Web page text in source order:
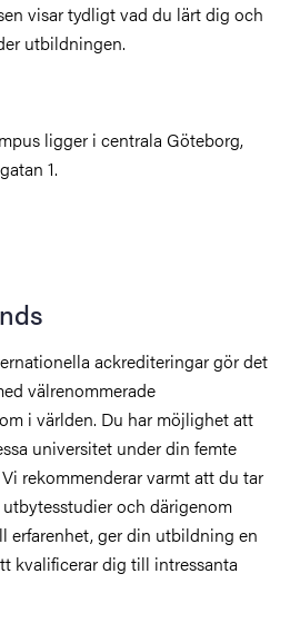
visar tydligt vad du lärt dig och
utbildningen.
ligger i centrala Göteborg,
1.
ackrediteringar gör det
välrenommerade
i världen. Du har möjlighet att
universitet under din femte
rekommenderar varmt att du tar
och därigenom
erfarenhet, ger din utbildning en
kvalificerar dig till intressanta